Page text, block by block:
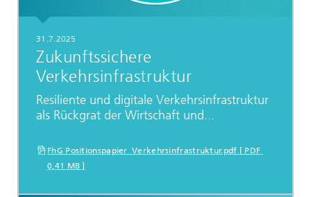
31.7.2025
Zukunftssichere
Verkehrsinfrastruktur
Resiliente und digitale Verkehrsinfrastruktur
als Rückgrat der Wirtschaft und...
FhG Positionspapier_Verkehrsinfrastruktur.pdf [ PDF
0,41 MB ]